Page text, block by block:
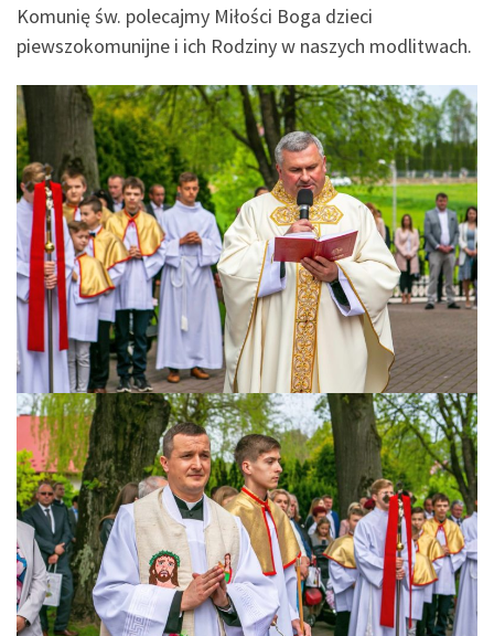
Komunię św. polecajmy Miłości Boga dzieci
piewszokomunijne i ich Rodziny w naszych modlitwach.